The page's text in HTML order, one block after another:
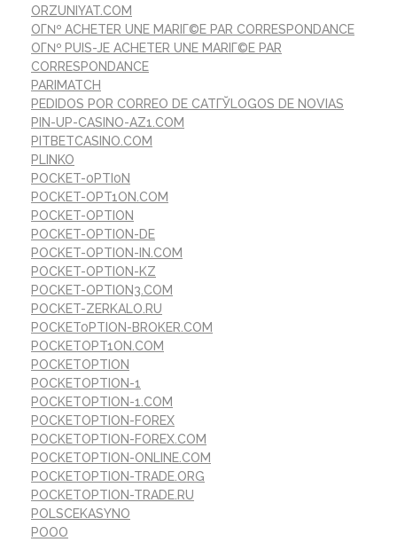
ORZUNIYAT.COM
OГ№ ACHETER UNE MARIГ©E PAR CORRESPONDANCE
OГ№ PUIS-JE ACHETER UNE MARIГ©E PAR
CORRESPONDANCE
PARIMATCH
PEDIDOS POR CORREO DE CATГЎLOGOS DE NOVIAS
PIN-UP-CASINO-AZ1.COM
PITBETCASINO.COM
PLINKO
POCKET-0PTI0N
POCKET-OPT1ON.COM
POCKET-OPTION
POCKET-OPTION-DE
POCKET-OPTION-IN.COM
POCKET-OPTION-KZ
POCKET-OPTION3.COM
POCKET-ZERKALO.RU
POCKET0PTION-BROKER.COM
POCKETOPT1ON.COM
POCKETOPTION
POCKETOPTION-1
POCKETOPTION-1.COM
POCKETOPTION-FOREX
POCKETOPTION-FOREX.COM
POCKETOPTION-ONLINE.COM
POCKETOPTION-TRADE.ORG
POCKETOPTION-TRADE.RU
POLSCEKASYNO
POOO